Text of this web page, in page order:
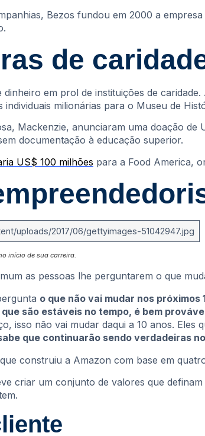
Bezos fundou em 2000 a
de
dinheiro em prol de instituições de
milionárias para o Museu de
Mackenzie, anunciaram uma doação
documentação à educação superior.
US$ 100 milhões para a Food America,
início de sua carreira.
as pessoas lhe perguntarem o que
o que não vai mudar nos próximos
são estáveis no tempo, é bem
isso não vai mudar daqui a 10 anos. Eles
que continuarão sendo verdadeiras
construiu a Amazon com base em
criar um conjunto de valores que